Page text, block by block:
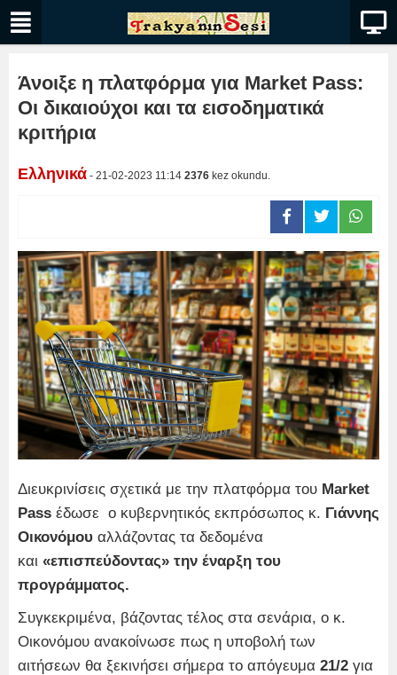
Άνοιξε η πλατφόρμα για Market Pass:
Οι δικαιούχοι και τα εισοδηματικά
κριτήρια
Ελληνικά - 21-02-2023 11:14 2376 kez okundu.
Διευκρινίσεις σχετικά με την πλατφόρμα του Market
Pass έδωσε ο κυβερνητικός εκπρόσωπος κ. Γιάννης
Οικονόμου αλλάζοντας τα δεδομένα
και «επισπεύδοντας» την έναρξη του
προγράμματος.
Συγκεκριμένα, βάζοντας τέλος στα σενάρια, ο κ.
Οικονόμου ανακοίνωσε πως η υποβολή των
αιτήσεων θα ξεκινήσει σήμερα το απόγευμα 21/2 για